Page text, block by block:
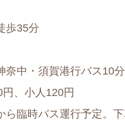
歩35分
奈中・須賀港行バス10
、小人120円
ら臨時バス運行予定。